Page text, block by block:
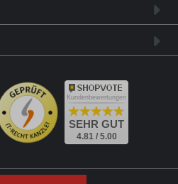
Kundenbewertungen
SEHR GUT
4.81 / 5.00